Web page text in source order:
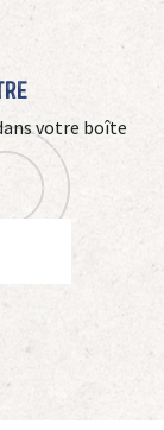
votre boîte